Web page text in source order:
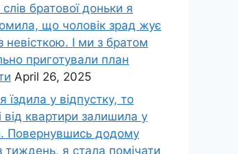
слів братової доньки я
що чоловік зpад жує
невісткою. І ми з братом
приготували план
April 26, 2025
їздила у відпустку, то
від квартири залишила у
Повернувшись додому
тиждень, я стала помічати